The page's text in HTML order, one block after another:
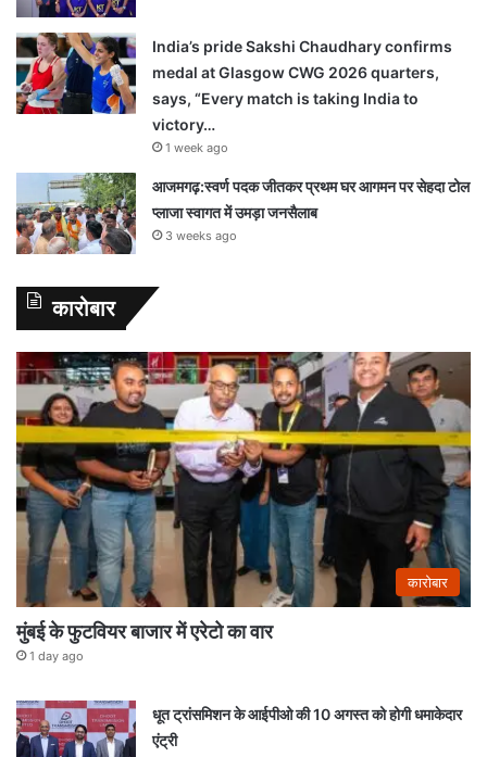
India’s pride Sakshi Chaudhary confirms
medal at Glasgow CWG 2026 quarters,
says, “Every match is taking India to
victory…
1 week ago
आजमगढ़:स्वर्ण पदक जीतकर प्रथम घर आगमन पर सेहदा टोल
प्लाजा स्वागत में उमड़ा जनसैलाब
3 weeks ago
कारोबार
कारोबार
मुंबई के फुटवियर बाजार में एरेटो का वार
1 day ago
धूत ट्रांसमिशन के आईपीओ की 10 अगस्त को होगी धमाकेदार
एंट्री